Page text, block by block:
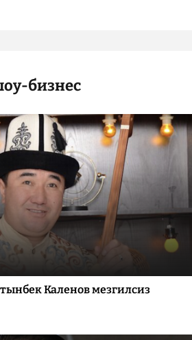
бизнес
Каленов мезгилсиз